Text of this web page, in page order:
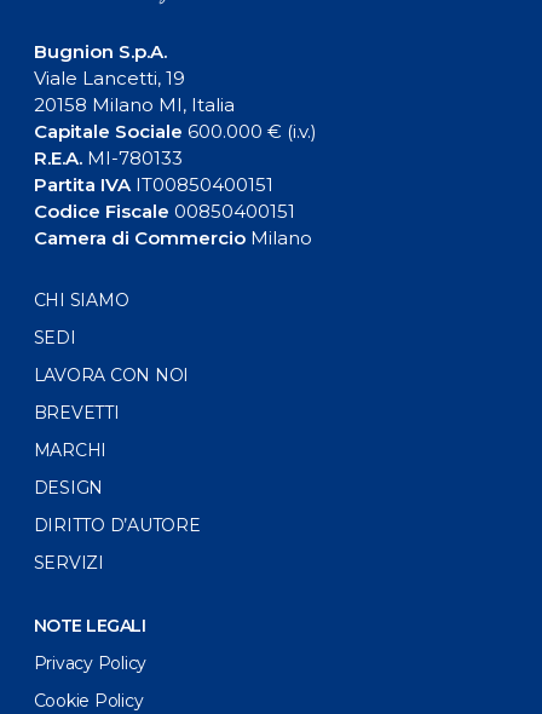
Bugnion S.p.A.
Viale Lancetti, 19
20158 Milano MI, Italia
Capitale Sociale 600.000 € (i.v.)
R.E.A.MI-780133
Partita IVAIT00850400151
Codice Fiscale 00850400151
Camera di CommercioMilano
CHI SIAMO
SEDI
LAVORA CON NOI
BREVETTI
MARCHI
DESIGN
DIRITTO D’AUTORE
SERVIZI
NOTE LEGALI
Privacy Policy
Cookie Policy